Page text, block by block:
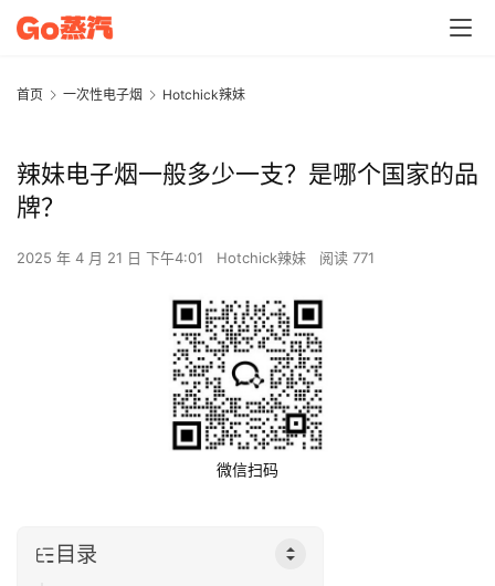
首页 一次性电子烟 Hotchick辣妹
辣妹电子烟一般多少一支？是哪个国家的品
牌？
2025 年 4 月 21 日 下午4:01 Hotchick辣妹 阅读 771
微信扫码
目录